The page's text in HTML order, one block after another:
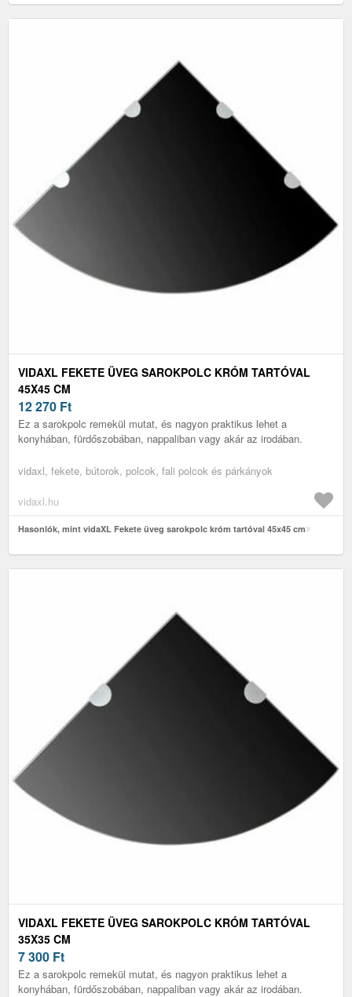
VIDAXL FEKETE ÜVEG SAROKPOLC KRÓM TARTÓVAL
45X45 CM
12 270 Ft
Ez a sarokpolc remekül mutat, és nagyon praktikus lehet a
konyhában, fürdőszobában, nappaliban vagy akár az irodában.
vidaxl, fekete, bútorok, polcok, fali polcok és párkányok
vidaxl.hu
Hasonlók, mint vidaXL Fekete üveg sarokpolc króm tartóval 45x45 cm
VIDAXL FEKETE ÜVEG SAROKPOLC KRÓM TARTÓVAL
35X35 CM
7 300 Ft
Ez a sarokpolc remekül mutat, és nagyon praktikus lehet a
konyhában, fürdőszobában, nappaliban vagy akár az irodában.